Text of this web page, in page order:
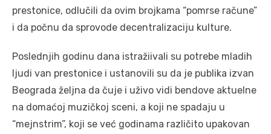
prestonice, odlučili da ovim brojkama “pomrse račune”
i da počnu da sprovode decentralizaciju kulture.
Poslednjih godinu dana istražiivali su potrebe mladih
ljudi van prestonice i ustanovili su da je publika izvan
Beograda željna da čuje i uživo vidi bendove aktuelne
na domaćoj muzičkoj sceni, a koji ne spadaju u
“mejnstrim”, koji se već godinama različito upakovan